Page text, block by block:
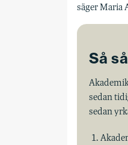
säger Maria
Så
sedan
sedan